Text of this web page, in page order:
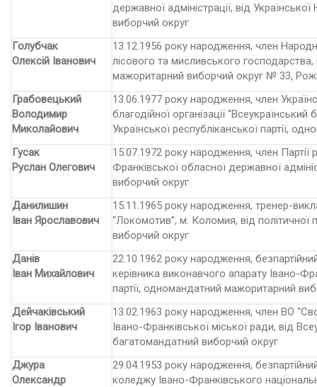
державної адміністрації, від
виборчий округ
Голубчак
Олексій Іванович
13.12.1956 року народження, член
лісового та мисливського
мажоритарний виборчий округ № 33,
Грабовецький
Володимир
Миколайович
13.06.1977 року народження, член
благодійної організації
Української республіканської партії,
Гусак
Руслан Олегович
15.07.1972 року народження, член Партії
Франківської обласної державної
виборчий округ
Данилишин
Іван Ярославович
15.11.1965 року народження, тренер-
“Локомотив”, м. Коломия, від політичної
виборчий округ
Данів
Іван Михайлович
22.10.1962 року народження,
керівника виконавчого апарату Івано-
партії, одномандатний мажоритарний
Дейчаківський
Ігор Іванович
13.02.1963 року народження, член ВО
Івано-Франківської міської ради, від
багатомандатний виборчий округ
Джура
Олександр
29.04.1953 року народжен­ня,
коледжу Івано-Франківського